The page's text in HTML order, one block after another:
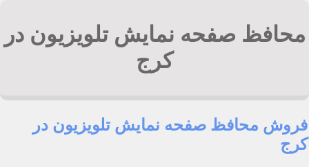
محافظ صفحه نمایش تلویزیون در
کرج
فروش محافظ صفحه نمایش تلویزیون در
کرج